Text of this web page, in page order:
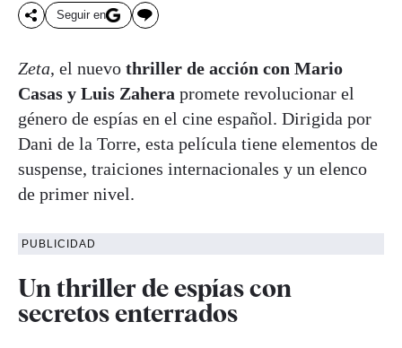
Seguir en
Zeta, el nuevo thriller de acción con Mario
Casas y Luis Zahera promete revolucionar el
género de espías en el cine español. Dirigida por
Dani de la Torre, esta película tiene elementos de
suspense, traiciones internacionales y un elenco
de primer nivel.
PUBLICIDAD
Un thriller de espías con
secretos enterrados